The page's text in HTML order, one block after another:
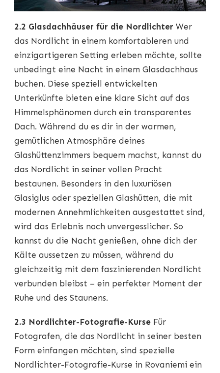
2.2 Glasdachhäuser für die Nordlichter Wer
das Nordlicht in einem komfortableren und
einzigartigeren Setting erleben möchte, sollte
unbedingt eine Nacht in einem Glasdachhaus
buchen. Diese speziell entwickelten
Unterkünfte bieten eine klare Sicht auf das
Himmelsphänomen durch ein transparentes
Dach. Während du es dir in der warmen,
gemütlichen Atmosphäre deines
Glashüttenzimmers bequem machst, kannst du
das Nordlicht in seiner vollen Pracht
bestaunen. Besonders in den luxuriösen
Glasiglus oder speziellen Glashütten, die mit
modernen Annehmlichkeiten ausgestattet sind,
wird das Erlebnis noch unvergesslicher. So
kannst du die Nacht genießen, ohne dich der
Kälte aussetzen zu müssen, während du
gleichzeitig mit dem faszinierenden Nordlicht
verbunden bleibst – ein perfekter Moment der
Ruhe und des Staunens.
2.3 Nordlichter-Fotografie-Kurse Für
Fotografen, die das Nordlicht in seiner besten
Form einfangen möchten, sind spezielle
Nordlichter-Fotografie-Kurse in Rovaniemi ein